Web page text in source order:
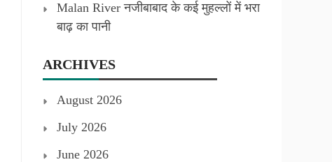
Malan River नजीबाबाद के कई मुहल्लों में भरा
बाढ़ का पानी
ARCHIVES
August 2026
July 2026
June 2026